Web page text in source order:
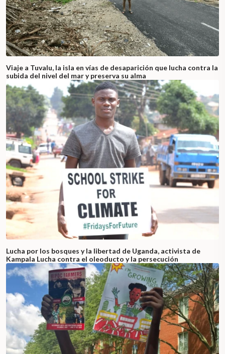
Viaje a Tuvalu, la isla en vías de desaparición que lucha contra la
subida del nivel del mar y preserva su alma
Lucha por los bosques y la libertad de Uganda, activista de
Kampala Lucha contra el oleoducto y la persecución